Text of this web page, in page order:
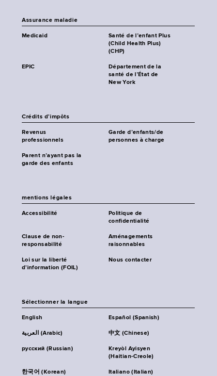
Assurance maladie
Medicaid
Santé de l’enfant Plus
(Child Health Plus)
(CHP)
EPIC
Département de la
santé de l’État de
New York
Crédits d’impôts
Revenus
professionnels
Garde d’enfants/de
personnes à charge
Parent n’ayant pas la
garde des enfants
mentions légales
Accessibilité
Politique de
confidentialité
Clause de non-
responsabilité
Aménagements
raisonnables
Loi sur la liberté
d’information (FOIL)
Nous contacter
Sélectionner la langue
English Español (Spanish)
العربية (Arabic) 中文 (Chinese)
русский (Russian)
Kreyòl Ayisyen
(Haitian-Creole)
한국어 (Korean) Italiano (Italian)